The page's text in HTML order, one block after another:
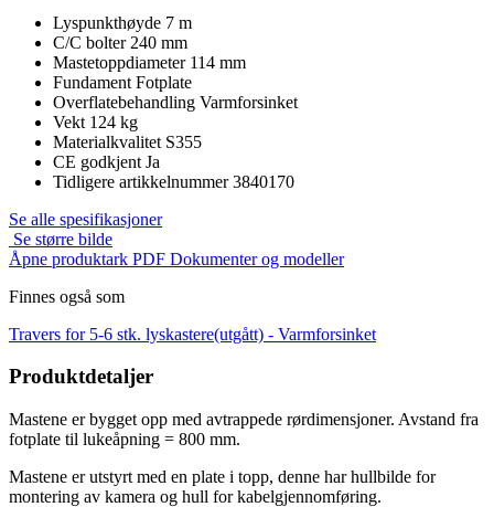
Lyspunkthøyde 7 m
C/C bolter 240 mm
Mastetoppdiameter 114 mm
Fundament Fotplate
Overflatebehandling Varmforsinket
Vekt 124 kg
Materialkvalitet S355
CE godkjent Ja
Tidligere artikkelnummer 3840170
Se alle spesifikasjoner
Se større bilde
Åpne produktark PDF Dokumenter og modeller
Finnes også som
Travers for 5-6 stk. lyskastere(utgått) - Varmforsinket
Produktdetaljer
Mastene er bygget opp med avtrappede rørdimensjoner. Avstand fra
fotplate til lukeåpning = 800 mm.
Mastene er utstyrt med en plate i topp, denne har hullbilde for
montering av kamera og hull for kabelgjennomføring.